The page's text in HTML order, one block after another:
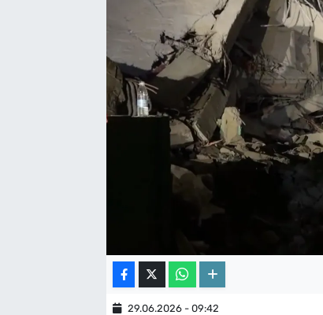
29.06.2026 - 09:42